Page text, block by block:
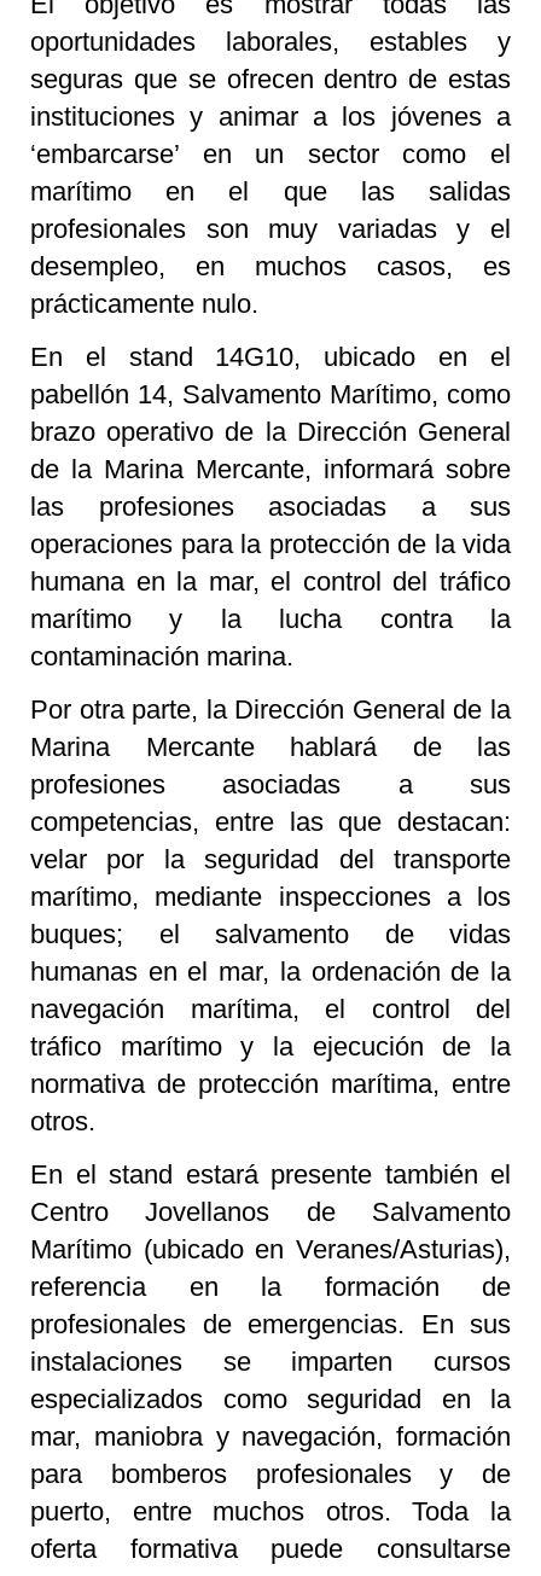
oportunidades laborales, estables y
seguras que se ofrecen dentro de estas
instituciones y animar a los jóvenes a
‘embarcarse’ en un sector como el
marítimo en el que las salidas
profesionales son muy variadas y el
desempleo, en muchos casos, es
prácticamente nulo.
En el stand 14G10, ubicado en el
pabellón 14, Salvamento Marítimo, como
brazo operativo de la Dirección General
de la Marina Mercante, informará sobre
las profesiones asociadas a sus
operaciones para la protección de la vida
humana en la mar, el control del tráfico
marítimo y la lucha contra la
contaminación marina.
Por otra parte, la Dirección General de la
Marina Mercante hablará de las
profesiones asociadas a sus
competencias, entre las que destacan:
velar por la seguridad del transporte
marítimo, mediante inspecciones a los
buques; el salvamento de vidas
humanas en el mar, la ordenación de la
navegación marítima, el control del
tráfico marítimo y la ejecución de la
normativa de protección marítima, entre
otros.
En el stand estará presente también el
Centro Jovellanos de Salvamento
Marítimo (ubicado en Veranes/Asturias),
referencia en la formación de
profesionales de emergencias. En sus
instalaciones se imparten cursos
especializados como seguridad en la
mar, maniobra y navegación, formación
para bomberos profesionales y de
puerto, entre muchos otros. Toda la
oferta formativa puede consultarse